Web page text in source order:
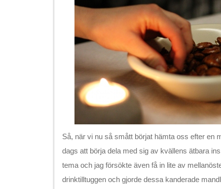
Så, när vi nu så smått börjat hämta oss efter en
dags att börja dela med sig av kvällens ätbara
tema och jag försökte även få in lite av
drinktilltuggen och gjorde dessa kanderade